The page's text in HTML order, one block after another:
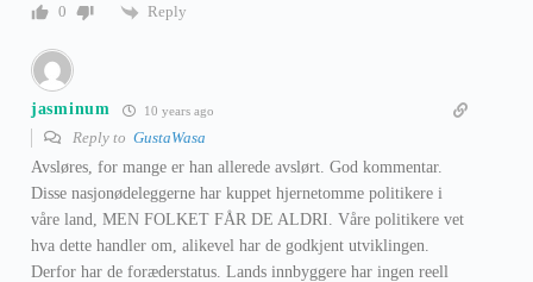
0
Reply
jasminum 10 years ago
Reply to GustaWasa
Avsløres, for mange er han allerede avslørt. God kommentar.
Disse nasjonødeleggerne har kuppet hjernetomme politikere i
våre land, MEN FOLKET FÅR DE ALDRI. Våre politikere vet
hva dette handler om, alikevel har de godkjent utviklingen.
Derfor har de foræderstatus. Lands innbyggere har ingen reell